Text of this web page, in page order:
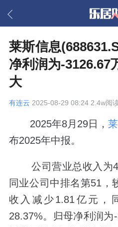
莱斯信息
净利润为-3126.67
大
有连云 2025-08-29 08:24 2.4w阅
2025年8月29日，
布2025年中报。
公司营业总收入为
同业公司中排名第51，
收入减少1.81亿元，
28.37%。归母净利润为